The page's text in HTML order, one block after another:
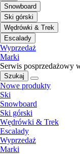
Snowboard
Ski górski
Wędrówki & Trek
Escalady
Wyprzedaż
Marki
Serwis posprzedażowy
Szukaj
Nowe produkty
Ski
Snowboard
Ski górski
Wędrówki & Trek
Escalady
Wyprzedaż
Marki